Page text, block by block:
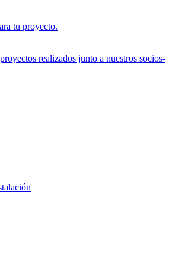
tu proyecto.
realizados junto a nuestros socios-